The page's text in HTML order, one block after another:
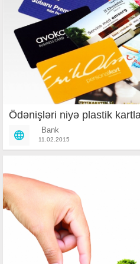
Ödənişləri niyə plastik
Bank
11.02.2015